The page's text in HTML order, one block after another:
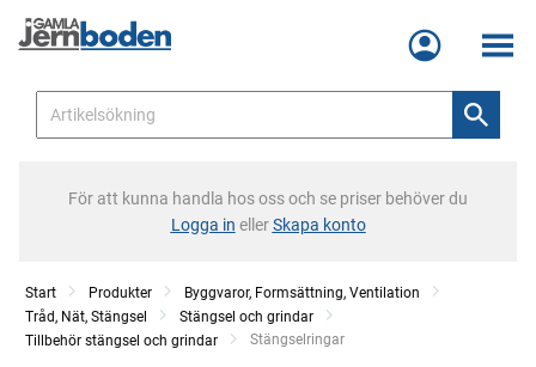
Meny
För att kunna handla hos oss och se priser behöver du
Logga in ellerSkapa konto
Start Produkter
Byggvaror, Formsättning, Ventilation
Tråd, Nät, Stängsel
Stängsel och grindar
Tillbehör stängsel och grindar
Current:
Stängselringar